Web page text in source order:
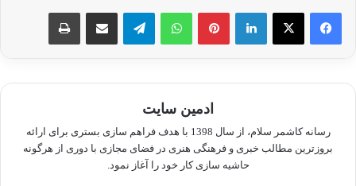
لینکدین پینترستواتس آپ تلگرام اشتراک گذاری از طریق ایمیل چاپ
ادمین سایت
رسانه کاشمر سلام، از سال 1398 با هدف فراهم سازی بستری برای ارائه
بروزترین مطالب خبری و فرهنگی هنری در فضای مجازی با دوری از هرگونه
حاشیه سازی کار خود را آغاز نمود.